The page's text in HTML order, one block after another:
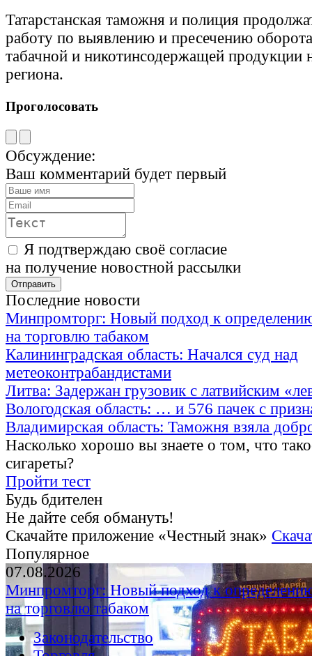
Татарстанская таможня и полиция
работу по выявлению и пресечению
табачной и никотинсодержащей продукции
региона.
Проголосовать
Обсуждение:
Ваш комментарий будет первый
Я подтверждаю своё согласие
на получение новостной рассылки
Последние новости
Минпромторг: Новый подход к
на торговлю табаком
Калининградская область: Начался суд над
метеоконтрабандистами
Литва: Задержан грузовик с латвийским
Вологодская область: … и 576 пачек с
Владимирская область: Таможня взяла
Насколько хорошо вы знаете о том, что
сигареты?
Пройти тест
Будь бдителен
Не дайте себя обмануть!
Скачайте приложение «Честный знак»
Популярное
07.08.2026
Минпромторг: Новый подход к
на торговлю табаком
Законодательство